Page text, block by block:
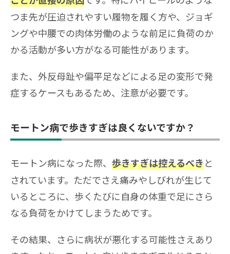
つま先が圧迫されやすい履物を履く方や、ジョギ
ングや中腰での肉体労働のような前足に負荷のか
かる活動が多い方がなる可能性があります。
また、外反母趾や偏平足などによる足の変形で発
症するケースもあるため、注意が必要です。
モートン病で歩きすぎは良くないですか？
モートン病になった際、 歩きすぎは控えるべきと
されています。ただでさえ痛みやしびれが生じて
いるところに、歩くたびに自身の体重で足にさら
なる負荷をかけてしまうためです。
その結果、さらに病状が悪化する可能性さえあり